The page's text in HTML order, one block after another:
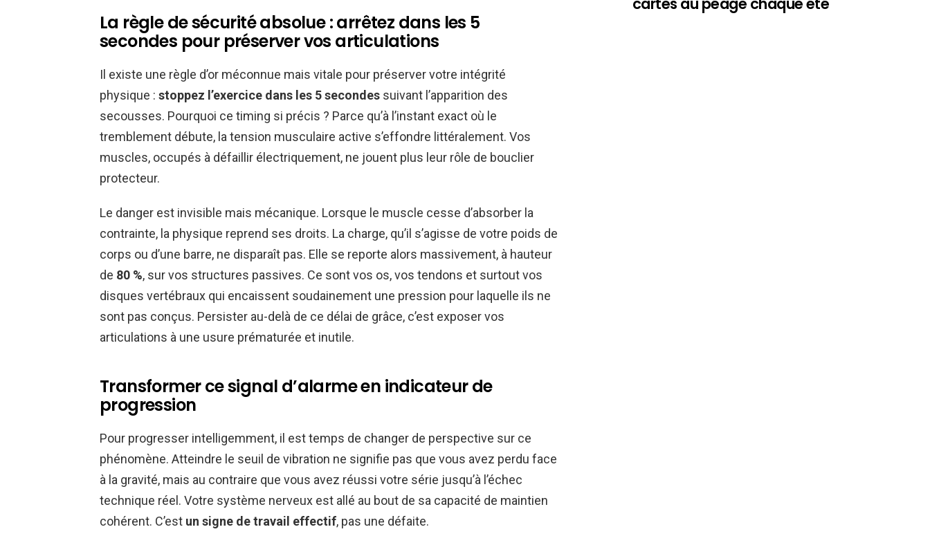
La règle de sécurité absolue : arrêtez dans les 5
secondes pour préserver vos articulations
Il existe une règle d’or méconnue mais vitale pour préserver votre intégrité
physique : stoppez l’exercice dans les 5 secondes suivant l’apparition des
secousses. Pourquoi ce timing si précis ? Parce qu’à l’instant exact où le
tremblement débute, la tension musculaire active s’effondre littéralement. Vos
muscles, occupés à défaillir électriquement, ne jouent plus leur rôle de bouclier
protecteur.
Le danger est invisible mais mécanique. Lorsque le muscle cesse d’absorber la
contrainte, la physique reprend ses droits. La charge, qu’il s’agisse de votre poids de
corps ou d’une barre, ne disparaît pas. Elle se reporte alors massivement, à hauteur
de 80 %, sur vos structures passives. Ce sont vos os, vos tendons et surtout vos
disques vertébraux qui encaissent soudainement une pression pour laquelle ils ne
sont pas conçus. Persister au-delà de ce délai de grâce, c’est exposer vos
articulations à une usure prématurée et inutile.
Transformer ce signal d’alarme en indicateur de
progression
Pour progresser intelligemment, il est temps de changer de perspective sur ce
phénomène. Atteindre le seuil de vibration ne signifie pas que vous avez perdu face
à la gravité, mais au contraire que vous avez réussi votre série jusqu’à l’échec
technique réel. Votre système nerveux est allé au bout de sa capacité de maintien
cohérent. C’est un signe de travail effectif, pas une défaite.